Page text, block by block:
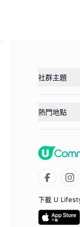
社群主題
熱門地點
下載 U